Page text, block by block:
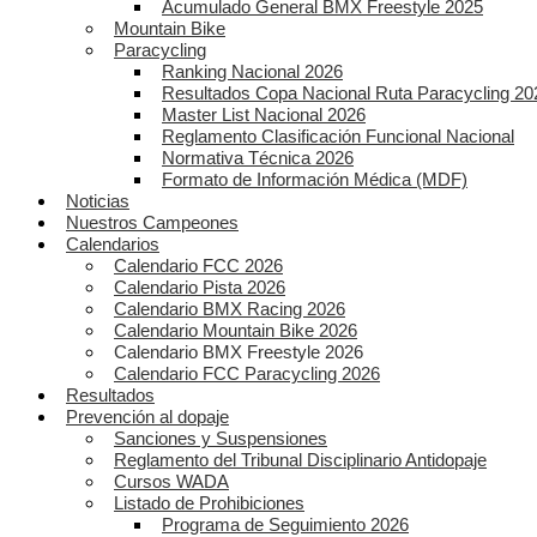
Acumulado General BMX Freestyle 2025
Mountain Bike
Paracycling
Ranking Nacional 2026
Resultados Copa Nacional Ruta Paracycling
Master List Nacional 2026
Reglamento Clasificación Funcional Nacional
Normativa Técnica 2026
Formato de Información Médica (MDF)
Noticias
Nuestros Campeones
Calendarios
Calendario FCC 2026
Calendario Pista 2026
Calendario BMX Racing 2026
Calendario Mountain Bike 2026
Calendario BMX Freestyle 2026
Calendario FCC Paracycling 2026
Resultados
Prevención al dopaje
Sanciones y Suspensiones
Reglamento del Tribunal Disciplinario Antidopaje
Cursos WADA
Listado de Prohibiciones
Programa de Seguimiento 2026